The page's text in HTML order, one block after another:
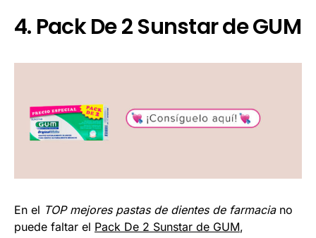
4. Pack De 2 Sunstar de GUM
En el TOP mejores pastas de dientes de farmaciano
puede faltar el Pack De 2 Sunstar de GUM,